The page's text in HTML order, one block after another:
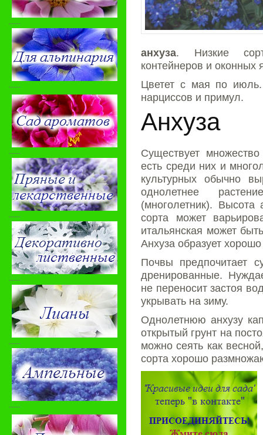
-----
-----
-----
-----
-----
-----
-----
анхуза. Низкие
контейнеров и оконных
Цветет с мая по
нарциссов и примул.
Анхуза
Существует
есть среди них и
культурных обычно
однолетнее
(многолетник). Высота
сорта может
итальянская может
Анхуза образует
Почвы предпочитает
дренированные.
не переносит застоя
укрывать на зиму.
Однолетнюю анхузу
открытый грунт на
можно сеять как
сорта хорошо